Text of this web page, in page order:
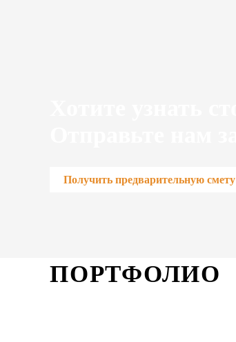
Получить предварительную смету
ПОРТФОЛИО